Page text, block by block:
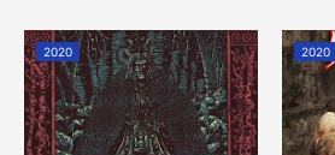
2020 2020